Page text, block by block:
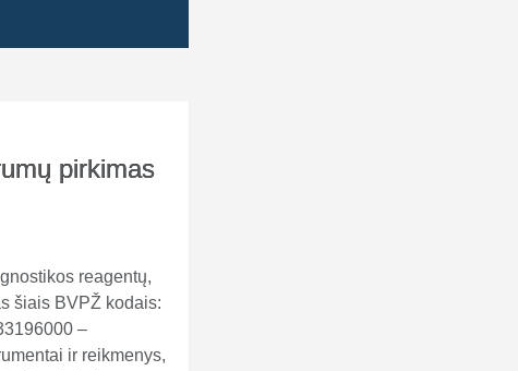
pirkimas
reagentų,
šiais BVPŽ kodais:
–
ir reikmenys,